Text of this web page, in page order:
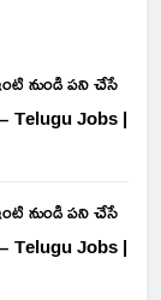
నుండి పని చేసే
Telugu Jobs |
నుండి పని చేసే
Telugu Jobs |